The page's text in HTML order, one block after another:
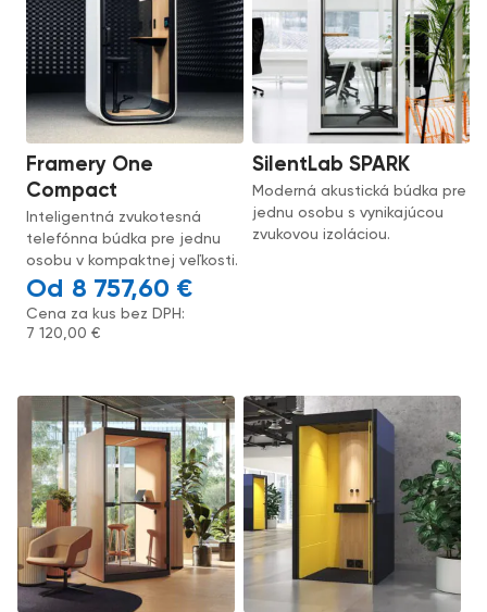
Framery One
Compact
Inteligentná zvukotesná
telefónna búdka pre jednu
osobu v kompaktnej veľkosti.
8 757,60 €
Cena za kus bez DPH:
7 120,00€
SilentLab SPARK
Moderná akustická búdka pre
jednu osobu s vynikajúcou
zvukovou izoláciou.